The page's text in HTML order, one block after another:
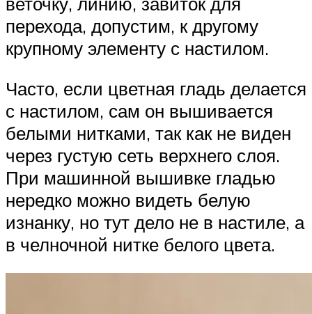
перехода, допустим, к другому
крупному элементу с настилом.
Часто, если цветная гладь делается
с настилом, сам он вышивается
белыми нитками, так как не виден
через густую сеть верхнего слоя.
При машинной вышивке гладью
нередко можно видеть белую
изнанку, но тут дело не в настиле, а
в челночной нитке белого цвета.